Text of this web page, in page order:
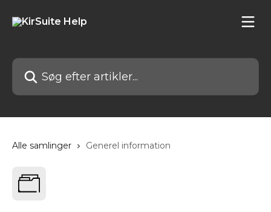
Søg efter artikler...
Alle samlinger Generel information